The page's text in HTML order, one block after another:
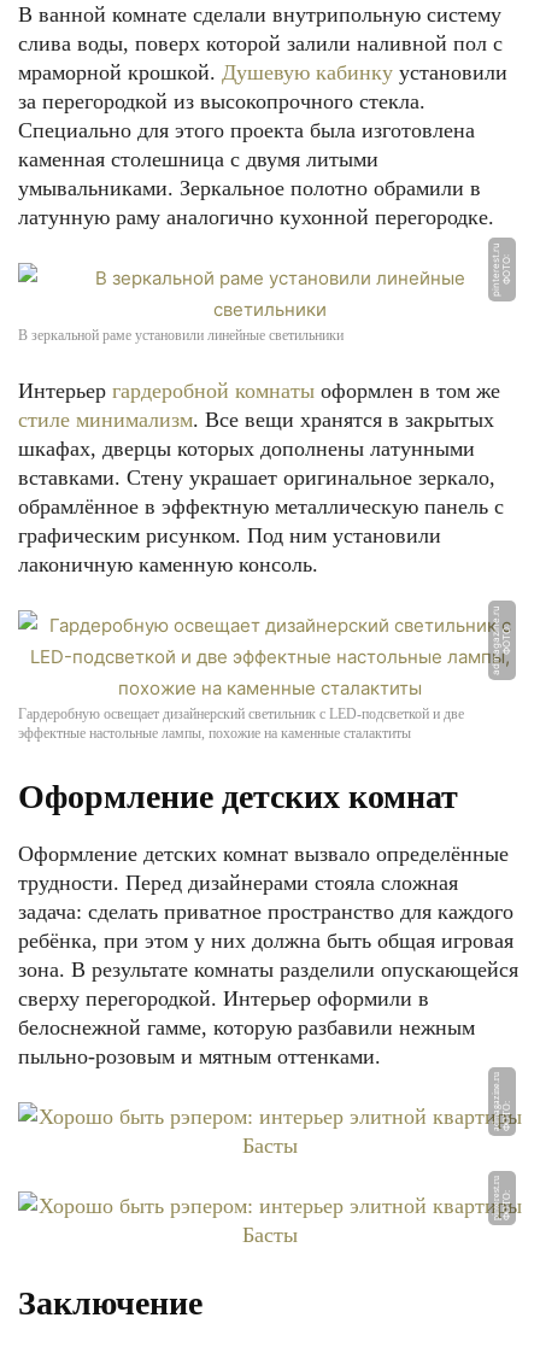
В ванной комнате сделали внутрипольную систему
слива воды, поверх которой залили наливной пол с
мраморной крошкой. Душевую кабинку установили
за перегородкой из высокопрочного стекла.
Специально для этого проекта была изготовлена
каменная столешница с двумя литыми
умывальниками. Зеркальное полотно обрамили в
латунную раму аналогично кухонной перегородке.
Ф
О
Т
О:
pi
n
t
e
r
e
s
t.
r
u
В зеркальной раме установили линейные светильники
Интерьер гардеробной комнаты оформлен в том же
стиле минимализм. Все вещи хранятся в закрытых
шкафах, дверцы которых дополнены латунными
вставками. Стену украшает оригинальное зеркало,
обрамлённое в эффектную металлическую панель с
графическим рисунком. Под ним установили
лаконичную каменную консоль.
Ф
О
Т
О:
a
d
m
a
g
a
zi
n
e.
r
u
Гардеробную освещает дизайнерский светильник с LED-подсветкой и две
эффектные настольные лампы, похожие на каменные сталактиты
Оформление детских комнат
Оформление детских комнат вызвало определённые
трудности. Перед дизайнерами стояла сложная
задача: сделать приватное пространство для каждого
ребёнка, при этом у них должна быть общая игровая
зона. В результате комнаты разделили опускающейся
сверху перегородкой. Интерьер оформили в
белоснежной гамме, которую разбавили нежным
пыльно-розовым и мятным оттенками.
Ф
О
Т
О:
a
d
m
a
g
a
zi
n
e.
r
u
Ф
О
Т
О:
pi
nt
e
r
e
st.
r
u
Заключение